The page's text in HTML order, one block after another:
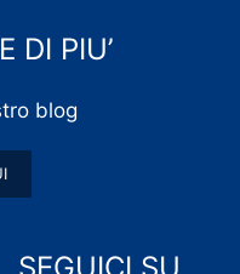
DI PIU’
blog
SEGUICI SU…